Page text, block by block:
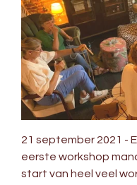
21 september 2021 -
eerste workshop
start van heel veel